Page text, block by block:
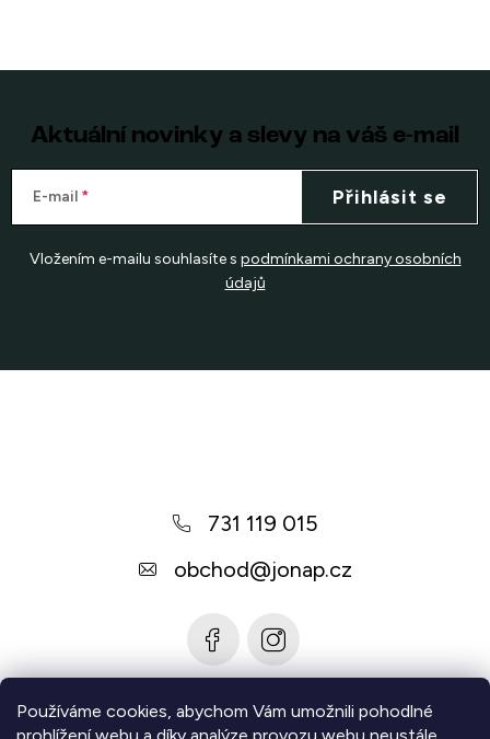
Používáme cookies, abychom Vám umožnili pohodlné
Aktuální novinky a slevy na váš e-mail
E-mail
Vložením e-mailu souhlasíte s podmínkami ochrany osobních
údajů
Přihlásit se
731 119 015
obchod@jonap.cz
Informace pro vás